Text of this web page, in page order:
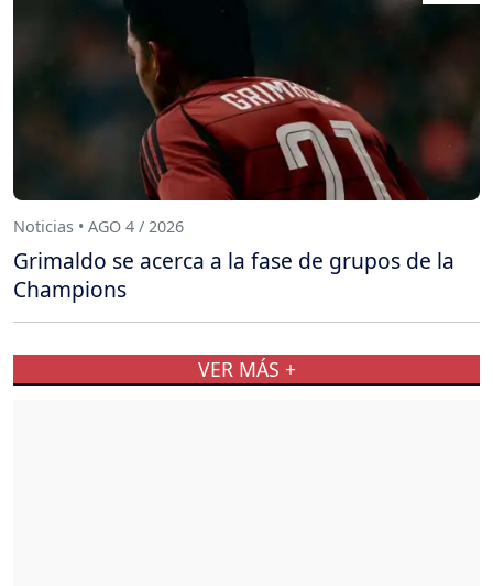
Noticias • AGO 4 / 2026
Grimaldo se acerca a la fase de grupos de la
Champions
VER MÁS +